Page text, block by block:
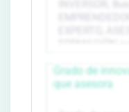
Grado de
que asesora